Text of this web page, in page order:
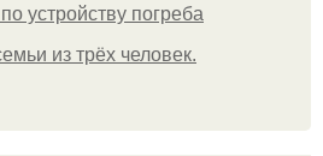
устройству погреба
из трёх человек.